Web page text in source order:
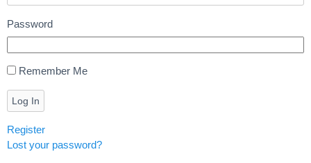
Password
Remember Me
Log In
Register
Lost your password?